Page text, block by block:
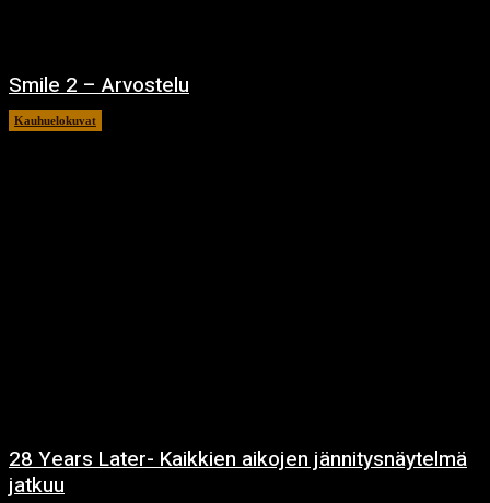
Smile 2 – Arvostelu
Kauhuelokuvat
28 Years Later- Kaikkien aikojen jännitysnäytelmä
jatkuu